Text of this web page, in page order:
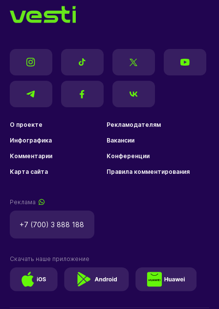
О проекте Рекламодателям
Инфографика Вакансии
Комментарии Конференции
Карта сайта Правила комментирования
Реклама
+7 (700) 3 888 188
Скачать наше приложение